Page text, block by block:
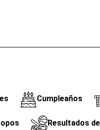
Cumpleaños
Resultados